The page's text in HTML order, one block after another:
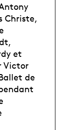
Christe,
et
Victor
de